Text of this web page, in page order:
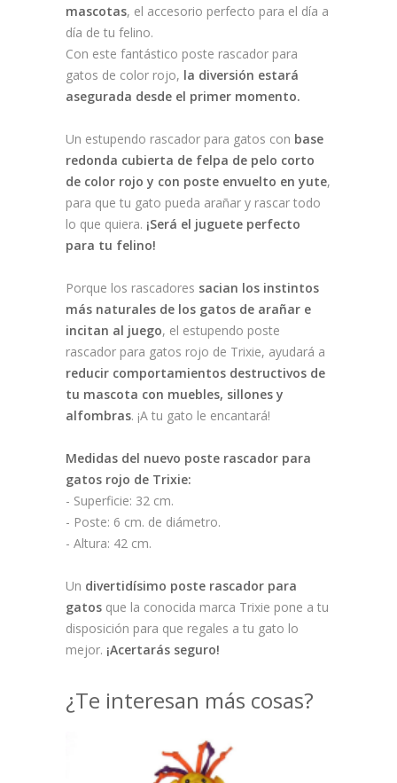
mascotas, el accesorio perfecto para el día a
día de tu felino.
Con este fantástico poste rascador para
gatos de color rojo, la diversión estará
asegurada desde el primer momento.
Un estupendo rascador para gatos con base
redonda cubierta de felpa de pelo corto
de color rojo y con poste envuelto en yute,
para que tu gato pueda arañar y rascar todo
lo que quiera. ¡Será el juguete perfecto
para tu felino!
Porque los rascadores sacian los instintos
más naturales de los gatos de arañar e
incitan al juego, el estupendo poste
rascador para gatos rojo de Trixie, ayudará a
reducir comportamientos destructivos de
tu mascota con muebles, sillones y
alfombras. ¡A tu gato le encantará!
Medidas del nuevo poste rascador para
gatos rojo de Trixie:
- Superficie: 32 cm.
- Poste: 6 cm. de diámetro.
- Altura: 42 cm.
Un divertidísimo poste rascador para
gatos que la conocida marca Trixie pone a tu
disposición para que regales a tu gato lo
mejor. ¡Acertarás seguro!
¿Te interesan más cosas?